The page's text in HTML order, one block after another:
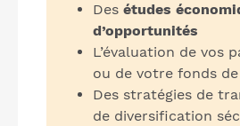
Des études
d’opportunités
L’évaluation de vos
ou de votre fonds
Des stratégies de
de diversification